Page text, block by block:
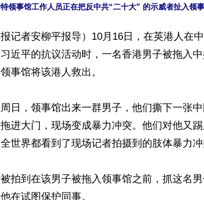
领事馆工作人员正在把反中共“二十大” 的示威者扯入领事
报记者安柳平报导）10月16日，在英港人在
近平的抗议活动时，一名香港男子被拖入
事馆将该港人救出。
日，领事馆出来一群男子，他们撕下一张
进大门，现场变成暴力冲突。他们对他又
世界都看到了现场记者拍摄到的肢体暴力冲
拍到在该男子被拖入领事馆之前，抓这名
在试图保护同事。